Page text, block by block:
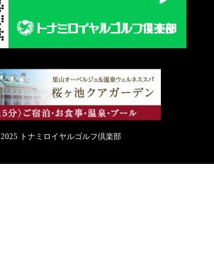
2025 トナミロイヤルゴルフ倶楽部